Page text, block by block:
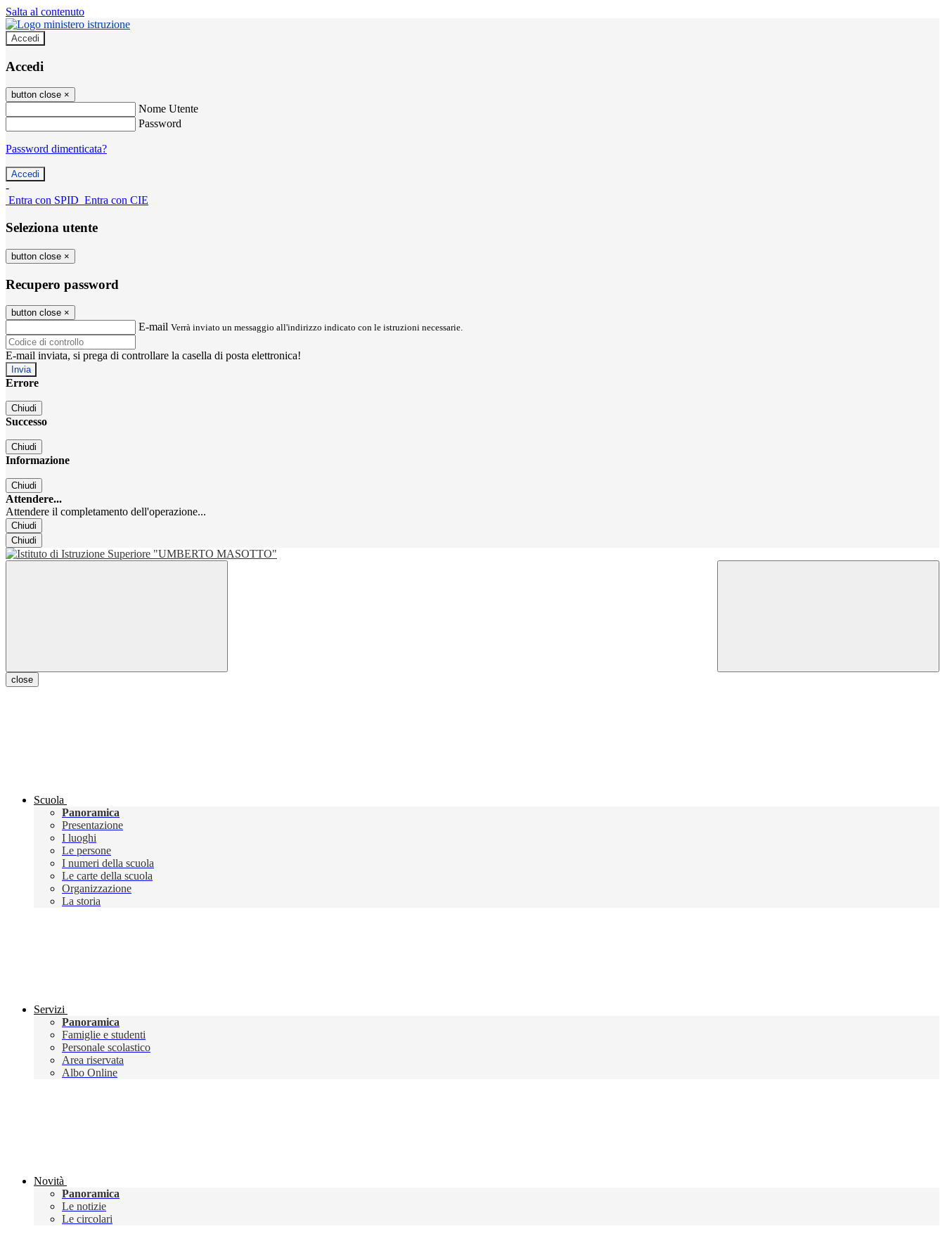
Salta al contenuto
Accedi
Accedi
button close ×
Nome Utente
Password
Password dimenticata?
-
Entra con SPID Entra con CIE
Seleziona utente
button close ×
Recupero password
button close ×
E-mail Verrà inviato un messaggio all'indirizzo indicato con le istruzioni necessarie.
E-mail inviata, si prega di controllare la casella di posta elettronica!
Errore
Chiudi
Successo
Chiudi
Informazione
Chiudi
Attendere...
Attendere il completamento dell'operazione...
Chiudi
Chiudi
close
Scuola
Panoramica
Presentazione
I luoghi
Le persone
I numeri della scuola
Le carte della scuola
Organizzazione
La storia
Servizi
Panoramica
Famiglie e studenti
Personale scolastico
Area riservata
Albo Online
Novità
Panoramica
Le notizie
Le circolari